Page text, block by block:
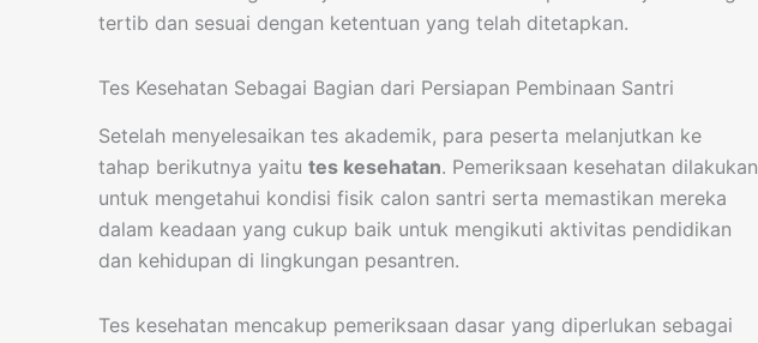
tertib dan sesuai dengan ketentuan yang telah ditetapkan.
Tes Kesehatan Sebagai Bagian dari Persiapan Pembinaan Santri
Setelah menyelesaikan tes akademik, para peserta melanjutkan ke
tahap berikutnya yaitu tes kesehatan. Pemeriksaan kesehatan dilakukan
untuk mengetahui kondisi fisik calon santri serta memastikan mereka
dalam keadaan yang cukup baik untuk mengikuti aktivitas pendidikan
dan kehidupan di lingkungan pesantren.
Tes kesehatan mencakup pemeriksaan dasar yang diperlukan sebagai